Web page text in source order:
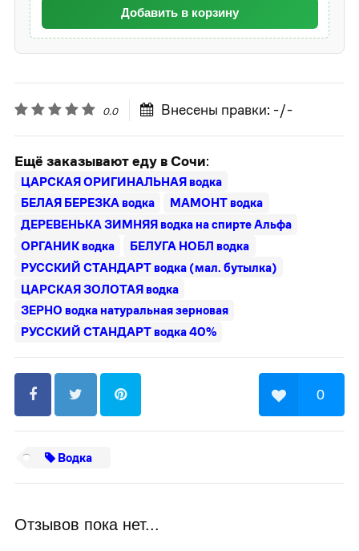
Добавить в корзину
0.0 Внесены правки: -/-
Ещё заказывают еду в Сочи:
ЦАРСКАЯ ОРИГИНАЛЬНАЯ водка
БЕЛАЯ БЕРЕЗКА водка
МАМОНТ водка
ДЕРЕВЕНЬКА ЗИМНЯЯ водка на спирте Альфа
ОРГАНИК водка
БЕЛУГА НОБЛ водка
РУССКИЙ СТАНДАРТ водка (мал. бутылка)
ЦАРСКАЯ ЗОЛОТАЯ водка
ЗЕРНО водка натуральная зерновая
РУССКИЙ СТАНДАРТ водка 40%
0
Водка
Отзывов пока нет...